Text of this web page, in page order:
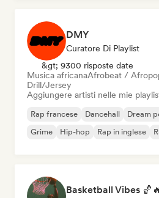
DMY
Curatore Di Playlist
&gt; 9300 risposte date
Musica africanaAfrobeat /
Drill/Jersey
Aggiungere artisti nelle mie
Rap francese Dancehall Dream
Grime
Hip-hop Rap in inglese
Basketball Vibes